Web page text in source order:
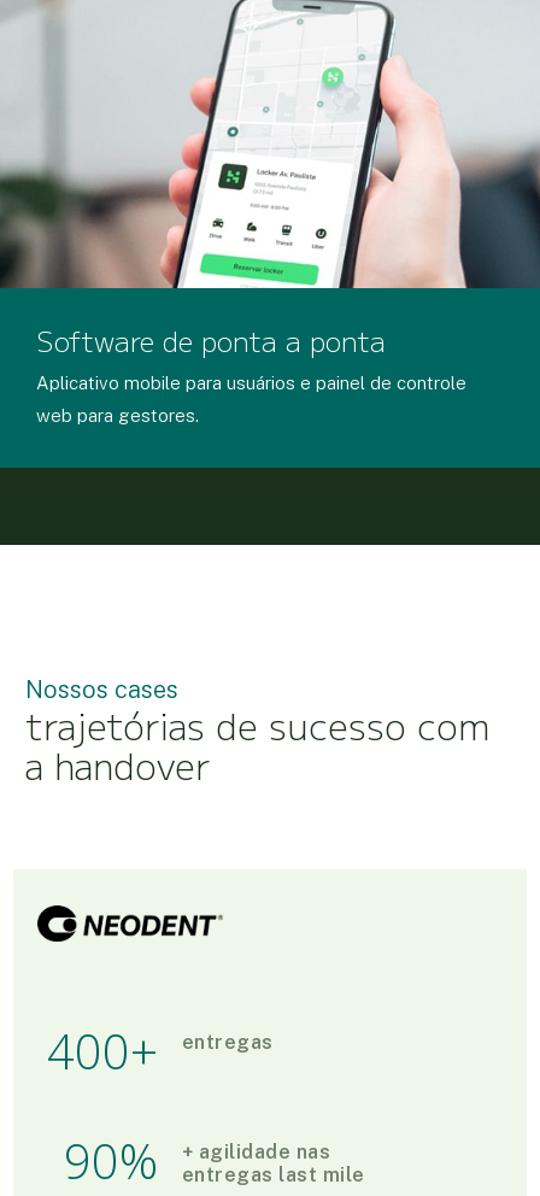
Software de ponta a ponta
Aplicativo mobile para usuários e painel de controle
web para gestores.
Nossos cases
trajetórias de sucesso com
a handover
400+ entregas
90%
+ agilidade nas
entregas last mile